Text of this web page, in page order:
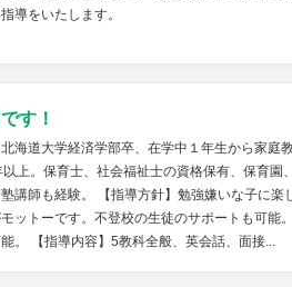
導をいたします。
す！
北海道大学経済学部卒、在学中１年生から家庭
上。保育士、社会福祉士の資格保有、保育園
講師も経験。 【指導方針】勉強嫌いな子に楽
ットーです。不登校の生徒のサポートも可能
。 【指導内容】5教科全般、英会話、面接...